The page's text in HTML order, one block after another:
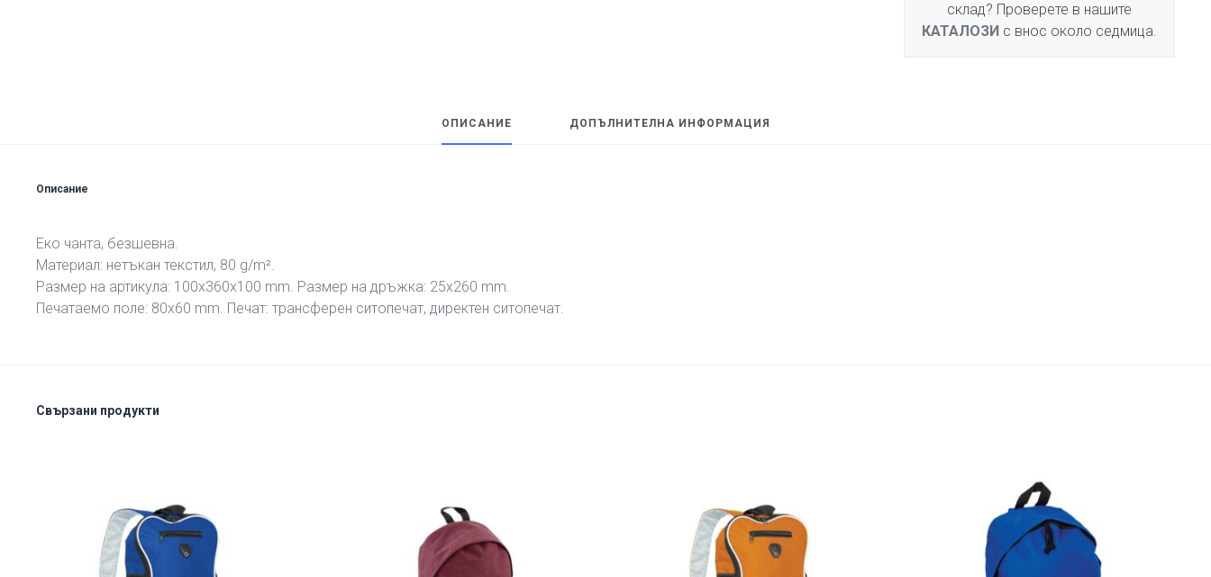
склад? Проверете в нашите
КАТАЛОЗИ с внос около седмица.
ОПИСАНИЕ ДОПЪЛНИТЕЛНА ИНФОРМАЦИЯ
Описание
Еко чанта, безшевна.
Материал: нетъкан текстил, 80 g/m².
Размер на артикула: 100х360х100 mm. Размер на дръжка: 25х260 mm.
Печатаемо поле: 80х60 mm. Печат: трансферен ситопечат, директен ситопечат.
Свързани продукти